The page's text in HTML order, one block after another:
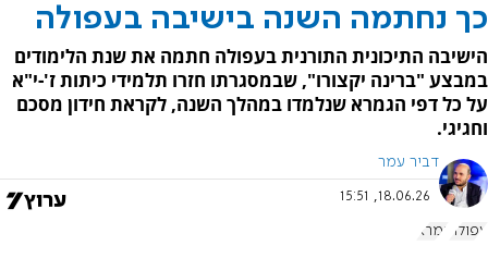
כך נחתמה השנה בישיבה בעפולה
הישיבה התיכונית התורנית בעפולה חתמה את שנת הלימודים
במבצע "ברינה יקצורו", שבמסגרתו חזרו תלמידי כיתות ז'-י"א
על כל דפי הגמרא שנלמדו במהלך השנה, לקראת חידון מסכם
וחגיגי.
דביר עמר
18.06.26, 15:51
עפולה גמרא